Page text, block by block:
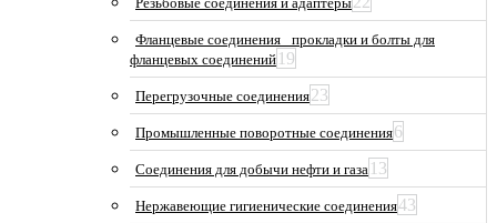
Фланцевые соединения_ прокладки и болты для
фланцевых соединений 19
Перегрузочные соединения23
Промышленные поворотные соединения6
Соединения для добычи нефти и газа 13
Нержавеющие гигиенические соединения43